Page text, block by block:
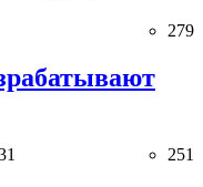
279
251